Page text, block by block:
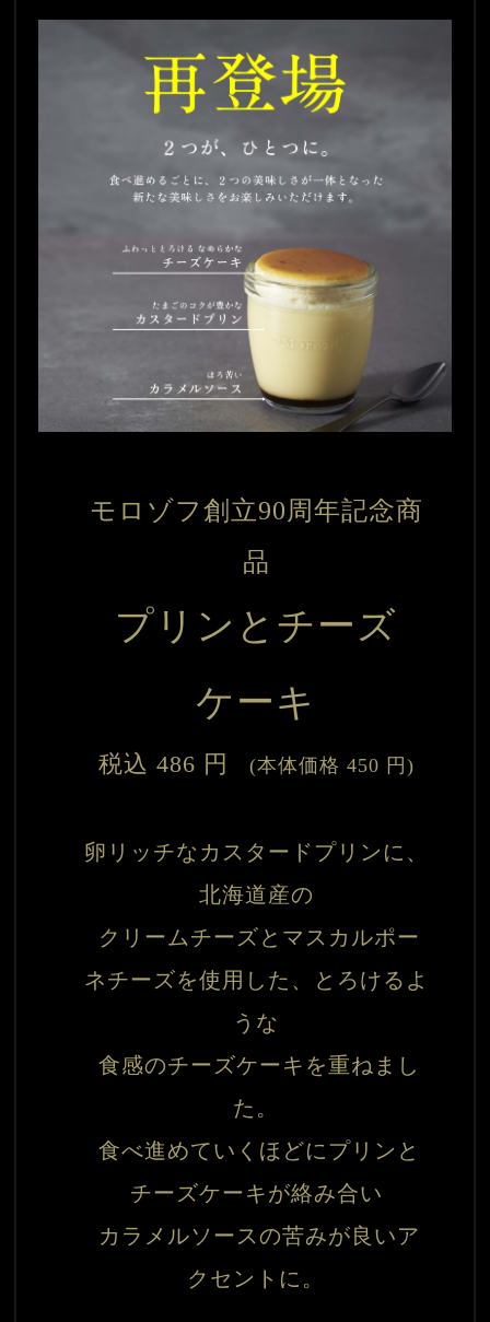
モロゾフ創立90周年記念商
品
プリンとチーズ
ケーキ
税込 486 円 (本体価格 450 円)
卵リッチなカスタードプリンに、
北海道産の
ネチーズを使用した、とろけるよ
うな
た。
チーズケーキが絡み合い
クセントに。